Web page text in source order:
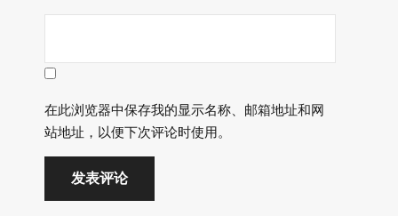
在此浏览器中保存我的显示名称、邮箱地址和网
站地址，以便下次评论时使用。